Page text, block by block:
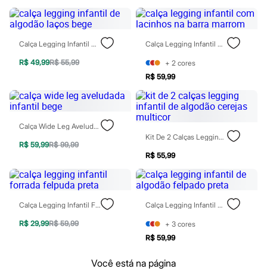
Patrulha Canina
Sonic
Beleza
Kits
Perfumes árabes
Cabelos
Condicionador
Escovas e Pentes
Finalizadores
Shampoo
Tratamento
Protetor solar
Tratamento
Cuidados com o rosto
Esfoliante
Hidratante
Protetor solar
Calça Legging Infantil De Algodão Laços Bege
R$ 49,99R$ 55,99
Calça Legging Infantil Com Lacinhos Na Barra Marrom
+ 2 cores
R$ 59,99
Calça Wide Leg Aveludada Infantil Bege
R$ 59,99R$ 99,99
Kit De 2 Calças Legging Infantil De Algodão Cerejas Multicor
R$ 55,99
Calça Legging Infantil Forrada Felpuda Preta
R$ 29,99R$ 59,99
Calça Legging Infantil De Algodão Felpado Preta
+ 3 cores
R$ 59,99
Você está na página